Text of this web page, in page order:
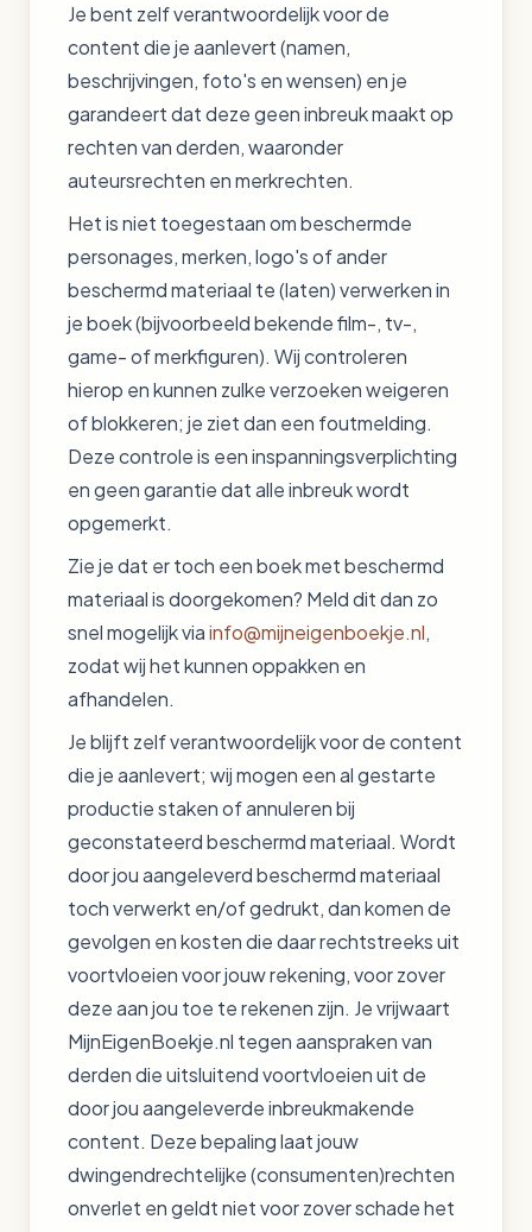
Je bent zelf verantwoordelijk voor de
content die je aanlevert (namen,
beschrijvingen, foto's en wensen) en je
garandeert dat deze geen inbreuk maakt op
rechten van derden, waaronder
auteursrechten en merkrechten.
Het is niet toegestaan om beschermde
personages, merken, logo's of ander
beschermd materiaal te (laten) verwerken in
je boek (bijvoorbeeld bekende film-, tv-,
game- of merkfiguren). Wij controleren
hierop en kunnen zulke verzoeken weigeren
of blokkeren; je ziet dan een foutmelding.
Deze controle is een inspanningsverplichting
en geen garantie dat alle inbreuk wordt
opgemerkt.
Zie je dat er toch een boek met beschermd
materiaal is doorgekomen? Meld dit dan zo
snel mogelijk viainfo@mijneigenboekje.nl,
zodat wij het kunnen oppakken en
afhandelen.
Je blijft zelf verantwoordelijk voor de content
die je aanlevert; wij mogen een al gestarte
productie staken of annuleren bij
geconstateerd beschermd materiaal. Wordt
door jou aangeleverd beschermd materiaal
toch verwerkt en/of gedrukt, dan komen de
gevolgen en kosten die daar rechtstreeks uit
voortvloeien voor jouw rekening, voor zover
deze aan jou toe te rekenen zijn. Je vrijwaart
MijnEigenBoekje.nl tegen aanspraken van
derden die uitsluitend voortvloeien uit de
door jou aangeleverde inbreukmakende
content. Deze bepaling laat jouw
dwingendrechtelijke (consumenten)rechten
onverlet en geldt niet voor zover schade het